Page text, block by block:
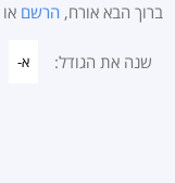
ברוך הבא אורח, הרשם או
שנה את הגודל: א-